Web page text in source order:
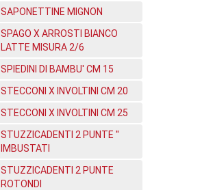
SAPONETTINE MIGNON
SPAGO X ARROSTI BIANCO
LATTE MISURA 2/6
SPIEDINI DI BAMBU' CM 15
STECCONI X INVOLTINI CM 20
STECCONI X INVOLTINI CM 25
STUZZICADENTI 2 PUNTE ''
IMBUSTATI
STUZZICADENTI 2 PUNTE
ROTONDI